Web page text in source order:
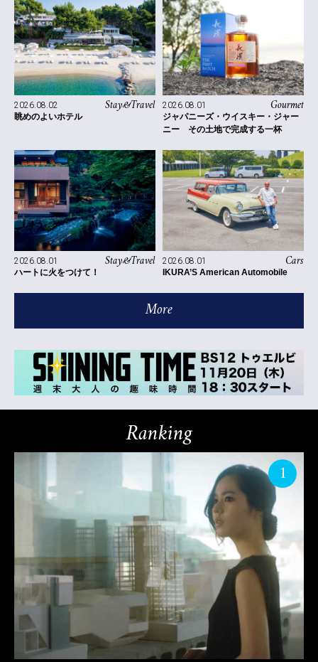
Stay&Travel
2026.08.02
眺めのよいホテル
Gourmet
2026.08.01
ジャパニーズ・ウイスキー・ジャー
ニー その土地で完成する一杯
Stay&Travel
2026.08.01
ハートに火をつけて！
Cars
2026.08.01
IKURA’S American Automobile
More
Ranking
1